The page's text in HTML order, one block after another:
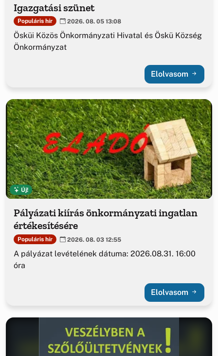
Igazgatási szünet
Populáris hír 2026. 08. 05 13:08
Ösküi Közös Önkormányzati Hivatal és Öskü Község
Önkormányzat
Elolvasom
Új!
Pályázati kiírás önkormányzati ingatlan
értékesítésére
Populáris hír 2026. 08. 03 12:55
A pályázat levételének dátuma: 2026.08.31. 16:00
óra
Elolvasom